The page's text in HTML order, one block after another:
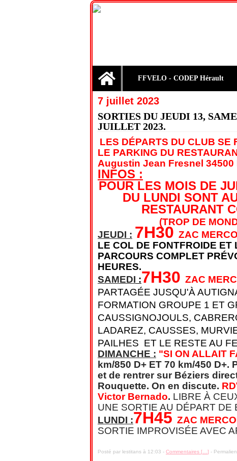
FFVELO - CODEP Hérault
7 juillet 2023
SORTIES DU JEUDI 13,
JUILLET 2023.
LES DÉPARTS DU CLUB SE
LE PARKING DU
Augustin Jean Fresnel 34500
INFOS :
POUR LES MOIS DE
DU LUNDI SONT
RESTAURANT
(TROP DE
JEUDI : 7H30 ZAC
LE COL DE FONTFROIDE ET
PARCOURS COMPLET
HEURES.
SAMEDI :7H30 ZAC
PARTAGÉE JUSQU'À
FORMATION GROUPE 1 ET
CAUSSIGNOJOULS,
LADAREZ, CAUSSES,
PAILHES ET LE RESTE AU
DIMANCHE : "SI ON ALLAIT
km/850 D+ ET 70 km/450
et de rentrer sur Béziers
Rouquette. On en discute.
Victor Bernado. LIBRE À
UNE SORTIE AU DÉPART DE
LUNDI :7H45 ZAC
SORTIE IMPROVISÉE AVEC
Posté par lestitans à 12:03 - Commentaires [ ] -